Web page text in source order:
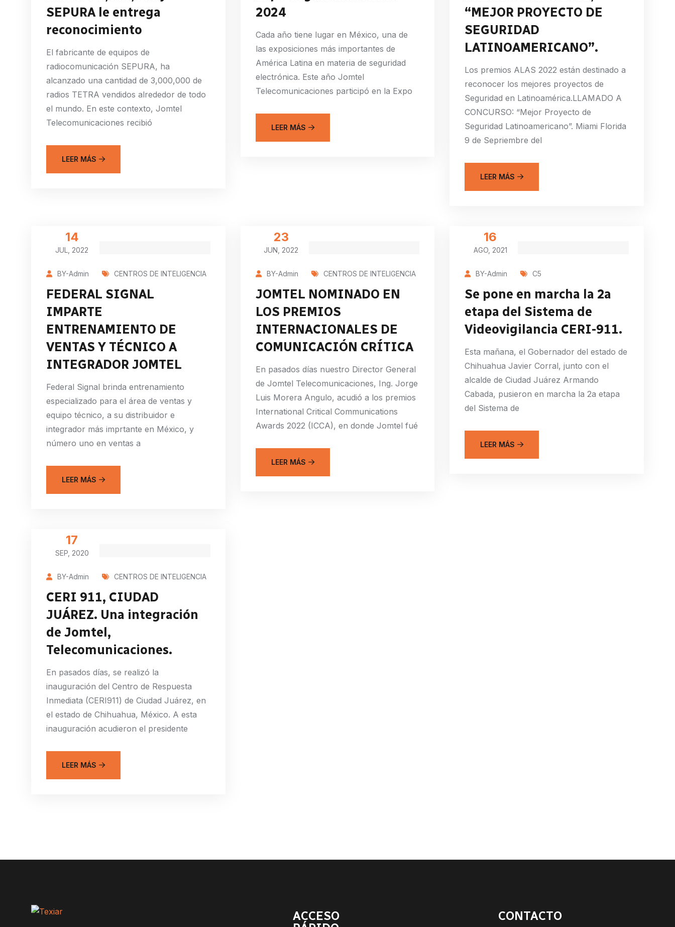
SEPURA le entrega
reconocimiento
El fabricante de equipos de
radiocomunicación SEPURA, ha
alcanzado una cantidad de 3,000,000 de
radios TETRA vendidos alrededor de todo
el mundo. En este contexto, Jomtel
Telecomunicaciones recibió
LEER MÁS
2024
Cada año tiene lugar en México, una de
las exposiciones más importantes de
América Latina en materia de seguridad
electrónica. Este año Jomtel
Telecomunicaciones participó en la Expo
LEER MÁS
“MEJOR PROYECTO DE
SEGURIDAD
LATINOAMERICANO”.
Los premios ALAS 2022 están destinado a
reconocer los mejores proyectos de
Seguridad en Latinoamérica.LLAMADO A
CONCURSO: “Mejor Proyecto de
Seguridad Latinoamericano”. Miami Florida
9 de Sepriembre del
LEER MÁS
14
JUL, 2022
BY-Admin CENTROS DE INTELIGENCIA
FEDERAL SIGNAL
IMPARTE
ENTRENAMIENTO DE
VENTAS Y TÉCNICO A
INTEGRADOR JOMTEL
Federal Signal brinda entrenamiento
especializado para el área de ventas y
equipo técnico, a su distribuidor e
integrador más imprtante en México, y
número uno en ventas a
LEER MÁS
23
JUN, 2022
BY-Admin CENTROS DE INTELIGENCIA
JOMTEL NOMINADO EN
LOS PREMIOS
INTERNACIONALES DE
COMUNICACIÓN CRÍTICA
En pasados días nuestro Director General
de Jomtel Telecomunicaciones, Ing. Jorge
Luis Morera Angulo, acudió a los premios
International Critical Communications
Awards 2022 (ICCA), en donde Jomtel fué
LEER MÁS
16
AGO, 2021
BY-Admin C5
Se pone en marcha la 2a
etapa del Sistema de
Videovigilancia CERI-911.
Esta mañana, el Gobernador del estado de
Chihuahua Javier Corral, junto con el
alcalde de Ciudad Juárez Armando
Cabada, pusieron en marcha la 2a etapa
del Sistema de
LEER MÁS
17
SEP, 2020
BY-Admin CENTROS DE INTELIGENCIA
CERI 911, CIUDAD
JUÁREZ. Una integración
de Jomtel,
Telecomunicaciones.
En pasados días, se realizó la
inauguración del Centro de Respuesta
Inmediata (CERI911) de Ciudad Juárez, en
el estado de Chihuahua, México. A esta
inauguración acudieron el presidente
LEER MÁS
ACCESO
CONTACTO